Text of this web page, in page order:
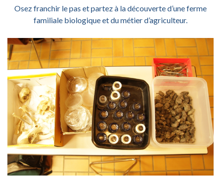
Osez franchir le pas et partez à la découverte d’une ferme
familiale biologique et du métier d’agriculteur.
ACTIVITÉ LABO D'ÉCOLOGIE